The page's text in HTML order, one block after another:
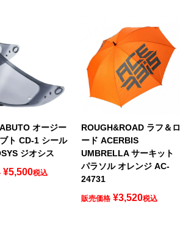
オージー
ト CD-1 シール
ジオシス
¥5,500税込
ROUGH&ROAD ラフ＆ロ
ード ACERBIS
UMBRELLA サーキット
パラソル オレンジ AC-
24731
販売価格 ¥3,520税込